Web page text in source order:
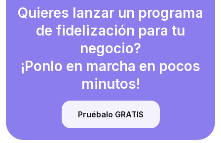
Quieres lanzar un programa
de fidelización para tu
negocio?
¡Ponlo en marcha en pocos
minutos!
Pruébalo GRATIS